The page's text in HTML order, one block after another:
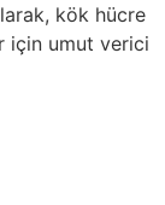
kök hücre
için umut verici